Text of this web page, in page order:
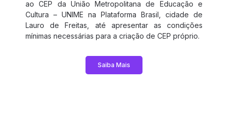
ao CEP da União Metropolitana de Educação e
Cultura – UNIME na Plataforma Brasil, cidade de
Lauro de Freitas, até apresentar as condições
mínimas necessárias para a criação de CEP próprio.
Saiba Mais